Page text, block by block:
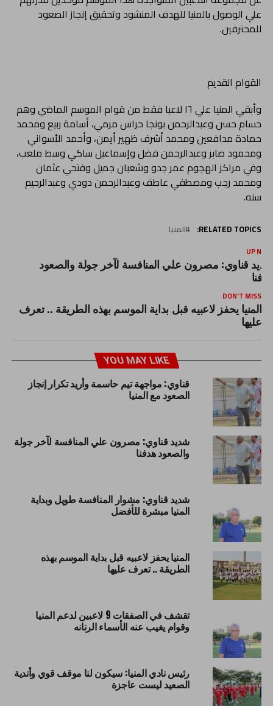
علي الوصول بالمنيا للهدف المنشود وتحقيق إنجاز الصعود
للمحترفين.
القوام القديم
وأبقي المنيا علي ١٦ لاعبا فقط من قوام الموسم الماضي وهم
حسام حسن وعبدالرحمن بونجا حراس مرمي، أسامة ربيع ومحمد
حمادة مدافعين ومحمد أشرف ظهير أيمن، وأحمد الأسواني
ومحمود صابر وعبدالرحمن فضل وإسماعيل ساكي وسط ملعب،
وفي مراكز الهجوم عمر جدو وشعبان جميل وفتحي عثمان
ومحمد رجب ومصطفي عاطف وعبدالرحمن دودي وعبدالرحيم
سنه.
RELATED TOPICS: المنيا
UP
قناوي: مصرون علي المنافسة لآخر جولة والصعود
DON'T MISS
المنيا يحفز لاعبيه قبل بداية الموسم بهذه الطريقة .. تعرف
عليها
YOU MAY LIKE
قناوي: مواجهة تيم حاسمة وأريد تكرار إنجاز
الصعود مع المنيا
شديد قناوي: مصرون علي المنافسة لآخر جولة
والصعود هدفنا
شديد قناوي: مشوار المنافسة طويل وبداية
المنيا مبشرة للأفضل
المنيا يحفز لاعبيه قبل بداية الموسم بهذه
الطريقة .. تعرف عليها
تقشف في الصفقات 9 لاعبين لدعم المنيا
وقوام يغيب عنه الأسماء الرنانه
رئيس نادي المنيا: سيكون لنا موقف قوي وأندية
الصعيد ليست عاجزة